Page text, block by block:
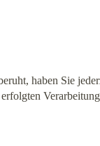
haben Sie